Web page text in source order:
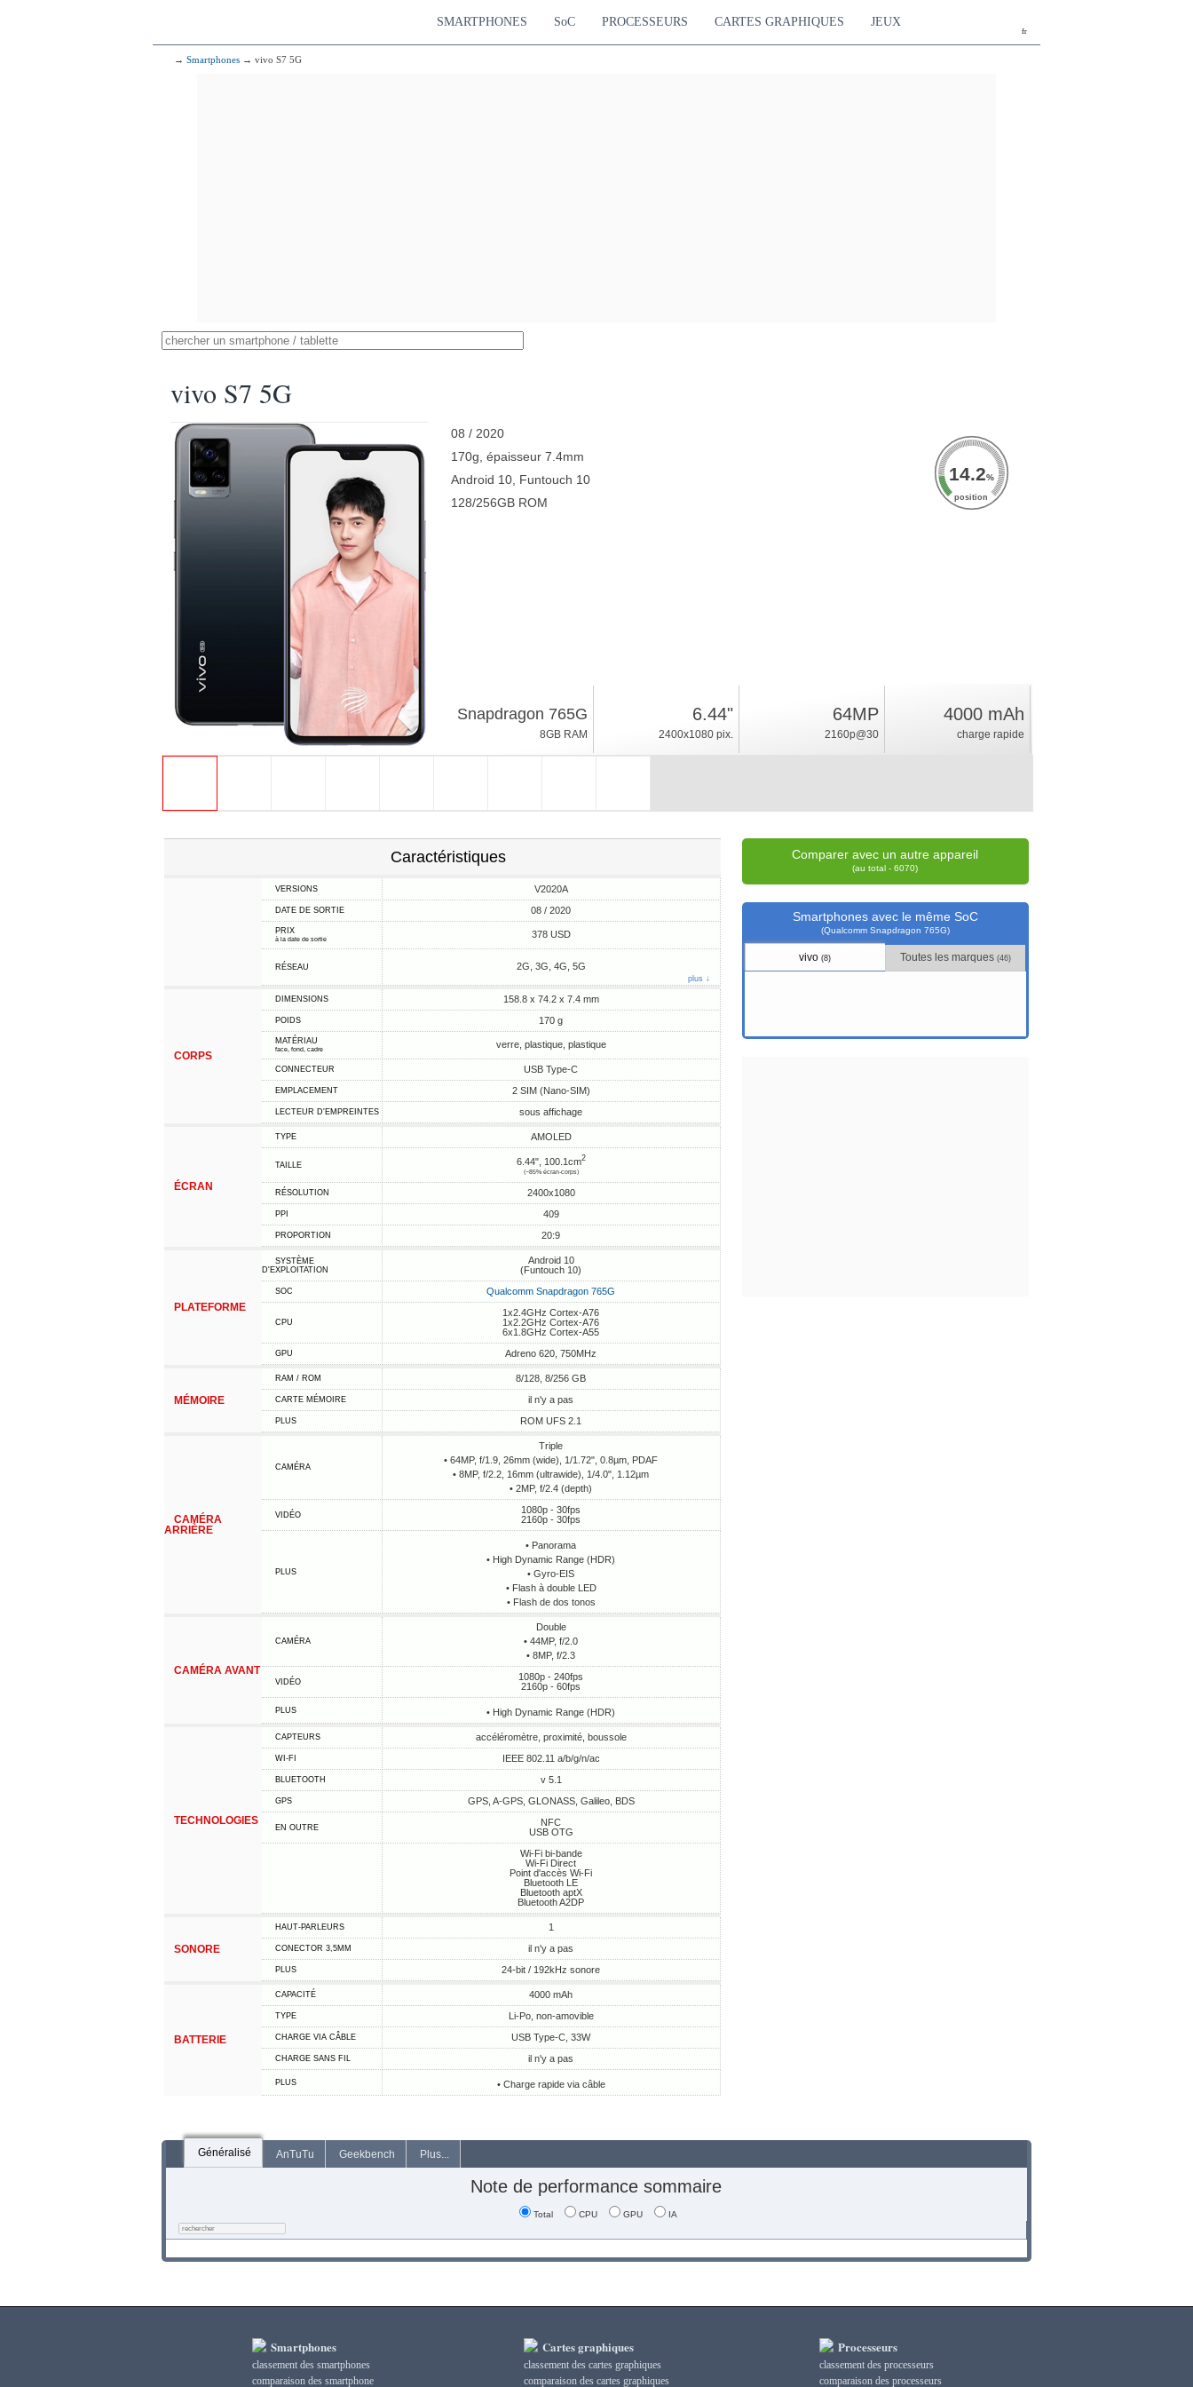
fr
SMARTPHONES SoC PROCESSEURS CARTES GRAPHIQUES JEUX
→ Smartphones → vivo S7 5G
vivo S7 5G
08 / 2020
170g, épaisseur 7.4mm
Android 10, Funtouch 10
128/256GB ROM
14.2%
position
Snapdragon 765G
8GB RAM
6.44"
2400x1080 pix.
64MP
2160p@30
4000 mAh
charge rapide
Caractéristiques
VERSIONS V2020A
DATE DE SORTIE 08 / 2020
PRIX
à la date de sortie 378 USD
RÉSEAU 2G, 3G, 4G, 5G
plus ↓
CORPS
DIMENSIONS 158.8 x 74.2 x 7.4 mm
POIDS 170 g
MATÉRIAU
face, fond, cadre verre, plastique, plastique
CONNECTEUR USB Type-C
EMPLACEMENT 2 SIM (Nano-SIM)
LECTEUR D'EMPREINTES sous affichage
ÉCRAN
TYPE AMOLED
TAILLE 6.44", 100.1cm2
(~85% écran-corps)
RÉSOLUTION 2400x1080
PPI 409
PROPORTION 20:9
PLATEFORME
SYSTÈME
D'EXPLOITATION
Android 10
(Funtouch 10)
SOC Qualcomm Snapdragon 765G
CPU
1x2.4GHz Cortex-A76
1x2.2GHz Cortex-A76
6x1.8GHz Cortex-A55
GPU Adreno 620, 750MHz
MÉMOIRE
RAM / ROM 8/128, 8/256 GB
CARTE MÉMOIRE il n'y a pas
PLUS ROM UFS 2.1
CAMÉRA
ARRIÈRE
CAMÉRA
Triple
• 64MP, f/1.9, 26mm (wide), 1/1.72", 0.8µm, PDAF
• 8MP, f/2.2, 16mm (ultrawide), 1/4.0", 1.12µm
• 2MP, f/2.4 (depth)
VIDÉO
1080p - 30fps
2160p - 30fps
PLUS
• Panorama
• High Dynamic Range (HDR)
• Gyro-EIS
• Flash à double LED
• Flash de dos tonos
CAMÉRA AVANT
CAMÉRA
Double
• 44MP, f/2.0
• 8MP, f/2.3
VIDÉO
1080p - 240fps
2160p - 60fps
PLUS • High Dynamic Range (HDR)
TECHNOLOGIES
CAPTEURS accéléromètre, proximité, boussole
WI-FI IEEE 802.11 a/b/g/n/ac
BLUETOOTH v 5.1
GPS GPS, A-GPS, GLONASS, Galileo, BDS
EN OUTRE
NFC
USB OTG
Wi-Fi bi-bande
Wi-Fi Direct
Point d'accès Wi-Fi
Bluetooth LE
Bluetooth aptX
Bluetooth A2DP
SONORE
HAUT-PARLEURS 1
CONECTOR 3,5MM il n'y a pas
PLUS 24-bit / 192kHz sonore
BATTERIE
CAPACITÉ 4000 mAh
TYPE Li-Po, non-amovible
CHARGE VIA CÂBLE USB Type-C, 33W
CHARGE SANS FIL il n'y a pas
PLUS • Charge rapide via câble
Comparer avec un autre appareil
(au total - 6070)
Smartphones avec le même SoC
(Qualcomm Snapdragon 765G)
vivo(8) Toutes les marques (46)
Généralisé AnTuTu Geekbench Plus...
Note de performance sommaire
Total CPU GPU IA
Smartphones
classement des smartphones
сomparaison des smartphone
Cartes graphiques
classement des cartes graphiques
сomparaison des cartes graphiques
Processeurs
classement des processeurs
сomparaison des processeurs